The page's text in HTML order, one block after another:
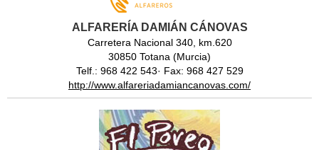
ALFARERÍA DAMIÁN CÁNOVAS
Carretera Nacional 340, km.620
30850 Totana (Murcia)
Telf.: 968 422 543· Fax: 968 427 529
http://www.alfareriadamiancanovas.com/